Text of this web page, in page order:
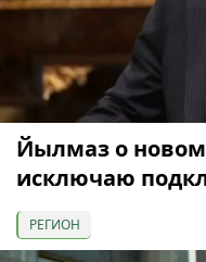
Йылмаз о
исключаю
РЕГИОН